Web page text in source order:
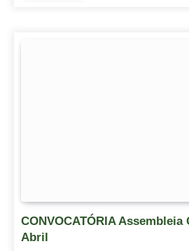
CONVOCATÓRIA Assembleia
Abril